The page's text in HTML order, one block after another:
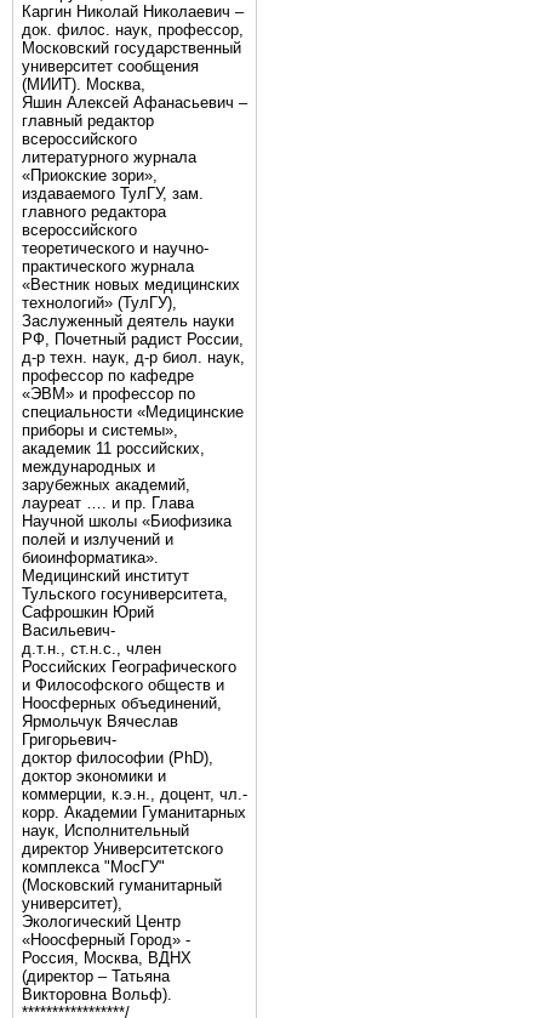
Каргин Николай Николаевич –
док. филос. наук, профессор,
Московский государственный
университет сообщения
(МИИТ). Москва,
Яшин Алексей Афанасьевич –
главный редактор
всероссийского
литературного журнала
«Приокские зори»,
издаваемого ТулГУ, зам.
главного редактора
всероссийского
теоретического и научно-
практического журнала
«Вестник новых медицинских
технологий» (ТулГУ),
Заслуженный деятель науки
РФ, Почетный радист России,
д-р техн. наук, д-р биол. наук,
профессор по кафедре
«ЭВМ» и профессор по
специальности «Медицинские
приборы и системы»,
академик 11 российских,
международных и
зарубежных академий,
лауреат …. и пр. Глава
Научной школы «Биофизика
полей и излучений и
биоинформатика».
Медицинский институт
Тульского госуниверситета,
Сафрошкин Юрий
Васильевич-
д.т.н., ст.н.с., член
Российских Географического
и Философского обществ и
Ноосферных объединений,
Ярмольчук Вячеслав
Григорьевич-
доктор философии (PhD),
доктор экономики и
коммерции, к.э.н., доцент, чл.-
корр. Академии Гуманитарных
наук, Исполнительный
директор Университетского
комплекса "МосГУ"
(Московский гуманитарный
университет),
Экологический Центр
«Ноосферный Город» -
Россия, Москва, ВДНХ
(директор – Татьяна
Викторовна Вольф).
*****************/